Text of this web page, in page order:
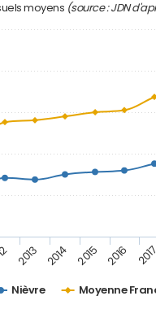
moyens (source : JDN
Nièvre Moyenne
2013 2014 2015 2016 2017